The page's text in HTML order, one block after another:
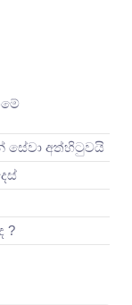
සේවා අත්හි‍ටුවයි
?